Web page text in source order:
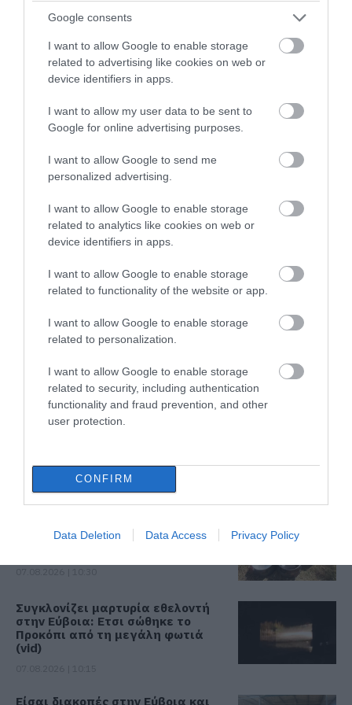
Google consents
I want to allow Google to enable storage
related to advertising like cookies on web or
device identifiers in apps.
I want to allow my user data to be sent to
Google for online advertising purposes.
I want to allow Google to send me
personalized advertising.
I want to allow Google to enable storage
related to analytics like cookies on web or
device identifiers in apps.
I want to allow Google to enable storage
related to functionality of the website or app.
I want to allow Google to enable storage
related to personalization.
I want to allow Google to enable storage
related to security, including authentication
functionality and fraud prevention, and other
user protection.
CONFIRM
Data Deletion Data Access Privacy Policy
μαγευτικό δάσος
Παραδοσιακό πανηγύρι απόψε σε γραφικό
λιμανάκι της Εύβοιας
Άνοιξαν οι ουρανοί στην Εύβοια: Κεραυνός
προκάλεσε φωτιά σε δάσος στο Μαντούδι
Ακολουθήστε το evima.gr στοGoogle News
Διαβάστε όλες τις
ειδήσεις για την Εύβοια
Διαβάστε όλες τιςτελευταίες ειδήσεις
για την
Ελλάδακαι τονΚόσμοστο
TAGS: ΑΛΜΥΡΟΠΟΤΑΜΟΣ ΔΑΣΟΣ
ΕΙΔΕΣ Η ΣΕΒΗ
ΕΥΒΟΙΑ
ΝΕΑ ΝΟΤΙΑ ΕΥΒΟΙΑ ΦΩΤΙΑ
ΡΟΗ ΕΙΔΗΣΕΩΝ
στην παραλία Αυλίδας
07.08.2026 | 11:00
έναρξη!
έφτασαν σε αυτό το χωριό της
Συγκλονίζει μαρτυρία εθελοντή
στην Εύβοια: Ετσι σώθηκε το
Προκόπι από τη μεγάλη φωτιά
(vid)
Είσαι διακοπές στην Εύβοια και